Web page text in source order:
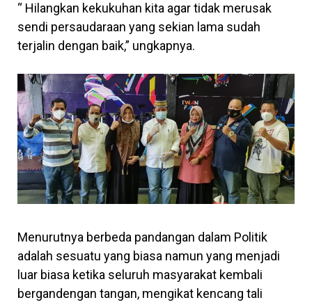
“ Hilangkan kekukuhan kita agar tidak merusak
sendi persaudaraan yang sekian lama sudah
terjalin dengan baik,” ungkapnya.
Menurutnya berbeda pandangan dalam Politik
adalah sesuatu yang biasa namun yang menjadi
luar biasa ketika seluruh masyarakat kembali
bergandengan tangan, mengikat kencang tali